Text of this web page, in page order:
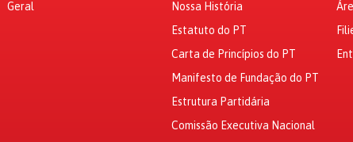
Geral
Nossa História
Estatuto do PT
Carta de Princípios do PT
Manifesto de Fundação do PT
Estrutura Partidária
Comissão Executiva Nacional